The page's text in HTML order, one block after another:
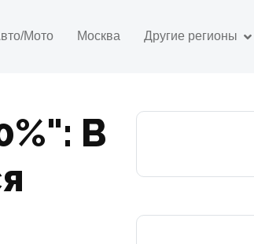
Мото Москва Другие регионы
В